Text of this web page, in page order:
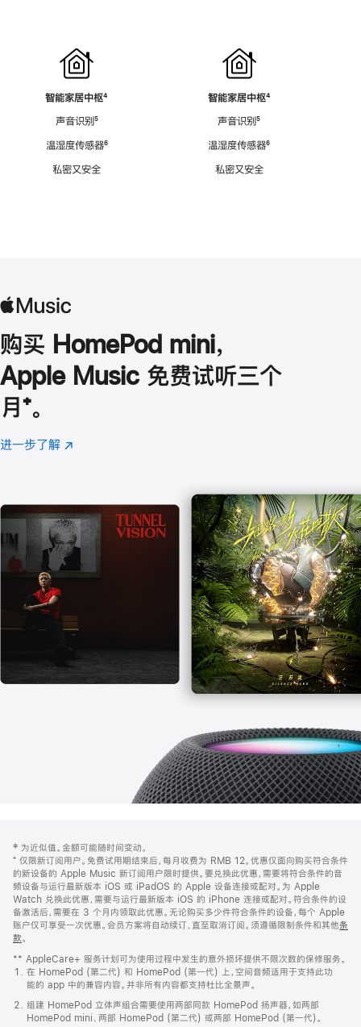
智能家居中枢脚
⁴
声音识别脚
⁵
温湿度传感器脚
⁶
私密又安全
智能家居中枢脚
⁴
声音识别脚
⁵
温湿度传感器脚
⁶
私密又安全
购买 HomePod mini，
Apple Music 免费试听三个
月 脚
注
⁺。
进一步了解 Apple
(在
口
中
打
开)
页
页
脚
注
‡ 为近似值。金额可能随时间变动。
⁺ 仅限新订阅用户。免费试用期结束后，每月收费为 RMB 12。优惠仅面向购买符合条件
的新设备的 Apple Music 新订阅用户限时提供。要兑换此优惠，需要将符合条件的音
频设备与运行最新版本 iOS 或 iPadOS 的 Apple 设备连接或配对。为 Apple
Watch 兑换此优惠，需要与运行最新版本 iOS 的 iPhone 连接或配对。符合条件的设
备激活后，需要在 3 个月内领取此优惠。无论购买多少件符合条件的设备，每个 Apple
账户仅可享受一次优惠。会员方案将自动续订，直至取消订阅。须遵循限制条件和其他条
款。
窗
口
中
打
开)
** AppleCare+ 服务计划可为使用过程中发生的意外损坏提供不限次数的保修服务。
在 HomePod (第二代) 和 HomePod (第一代) 上，空间音频适用于支持此功
能的 app 中的兼容内容。并非所有内容都支持杜比全景声。
组建 HomePod 立体声组合需要使用两部同款 HomePod 扬声器，如两部
HomePod mini、两部 HomePod (第二代) 或两部 HomePod (第一代)。